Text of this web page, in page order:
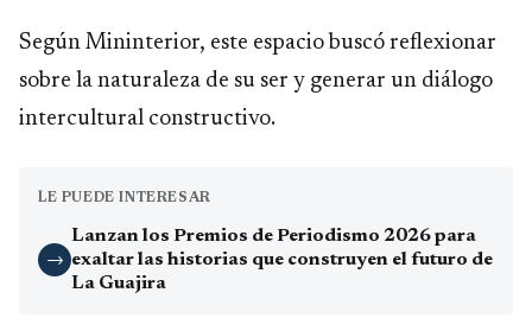
Según Mininterior, este espacio buscó reflexionar
sobre la naturaleza de su ser y generar un diálogo
intercultural constructivo.
LE PUEDE INTERESAR
→
Lanzan los Premios de Periodismo 2026 para
exaltar las historias que construyen el futuro de
La Guajira